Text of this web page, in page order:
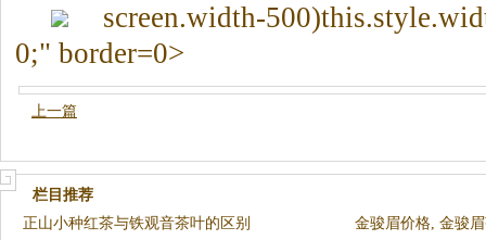
screen.width-
0;" border=0>
上一篇
栏目推荐
正山小种红茶与铁观音茶叶的区别
金骏眉价格, 金骏